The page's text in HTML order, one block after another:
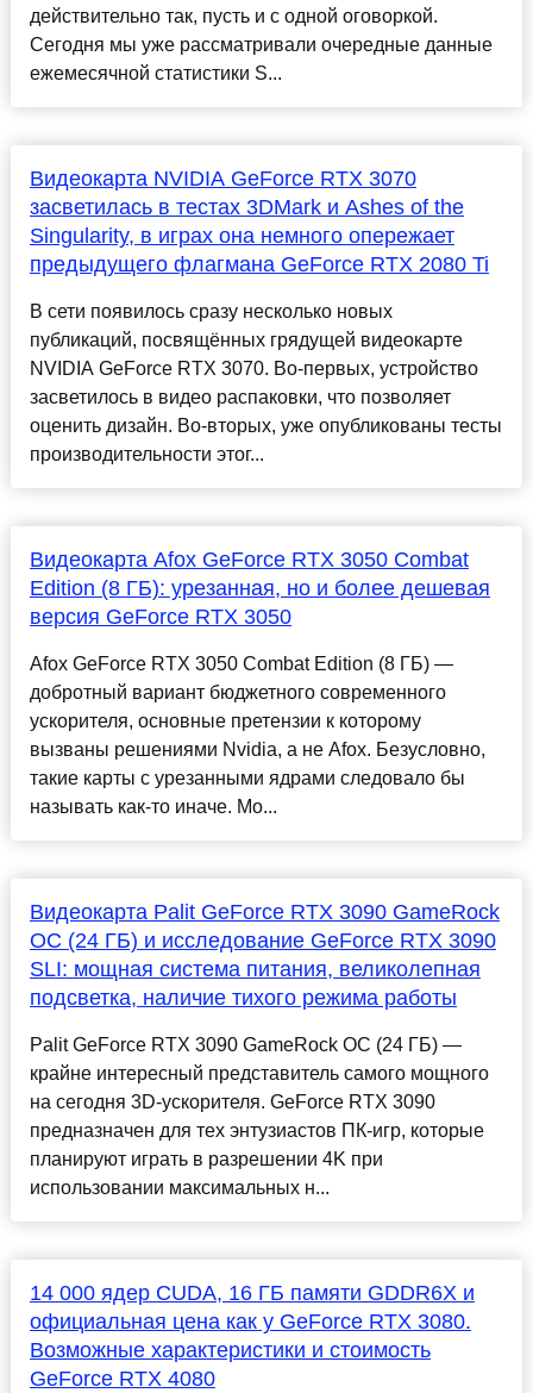
действительно так, пусть и с одной оговоркой.
Сегодня мы уже рассматривали очередные данные
ежемесячной статистики S...
Видеокарта NVIDIA GeForce RTX 3070
засветилась в тестах 3DMark и Ashes of the
Singularity, в играх она немного опережает
предыдущего флагмана GeForce RTX 2080 Ti
В сети появилось сразу несколько новых
публикаций, посвящённых грядущей видеокарте
NVIDIA GeForce RTX 3070. Во-первых, устройство
засветилось в видео распаковки, что позволяет
оценить дизайн. Во-вторых, уже опубликованы тесты
производительности этог...
Видеокарта Afox GeForce RTX 3050 Combat
Edition (8 ГБ): урезанная, но и более дешевая
версия GeForce RTX 3050
Afox GeForce RTX 3050 Combat Edition (8 ГБ) —
добротный вариант бюджетного современного
ускорителя, основные претензии к которому
вызваны решениями Nvidia, а не Afox. Безусловно,
такие карты с урезанными ядрами следовало бы
называть как-то иначе. Мо...
Видеокарта Palit GeForce RTX 3090 GameRock
OC (24 ГБ) и исследование GeForce RTX 3090
SLI: мощная система питания, великолепная
подсветка, наличие тихого режима работы
Palit GeForce RTX 3090 GameRock OC (24 ГБ) —
крайне интересный представитель самого мощного
на сегодня 3D-ускорителя. GeForce RTX 3090
предназначен для тех энтузиастов ПК-игр, которые
планируют играть в разрешении 4K при
использовании максимальных н...
14 000 ядер CUDA, 16 ГБ памяти GDDR6X и
официальная цена как у GeForce RTX 3080.
Возможные характеристики и стоимость
GeForce RTX 4080